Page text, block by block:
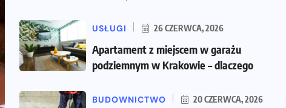
USŁUGI 26 CZERWCA, 2026
Apartament z miejscem w garażu
podziemnym w Krakowie – dlaczego
BUDOWNICTWO 20 CZERWCA, 2026